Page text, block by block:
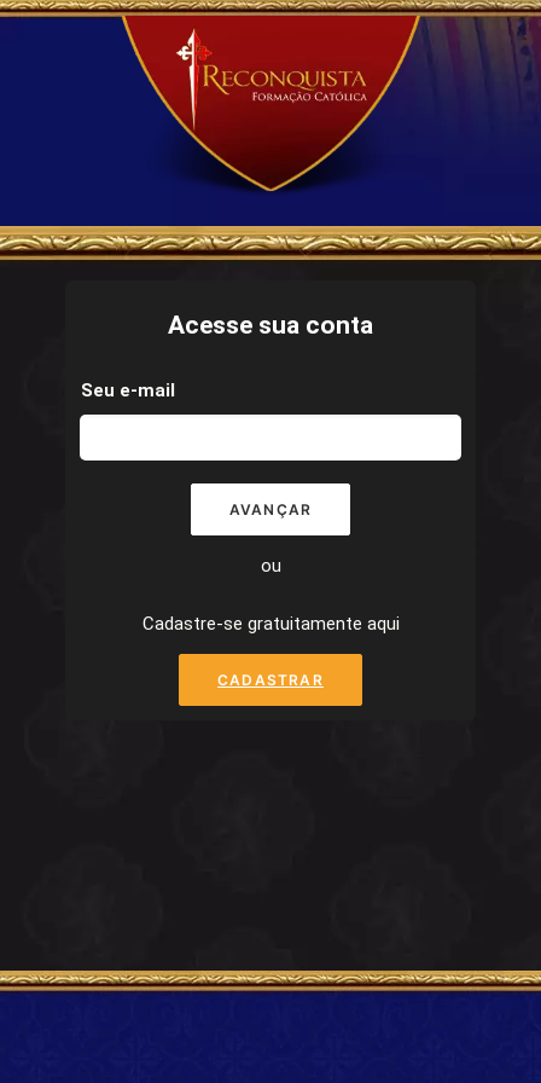
Acesse sua conta
Seu e-mail
AVANÇAR
ou
Cadastre-se gratuitamente aqui
CADASTRAR